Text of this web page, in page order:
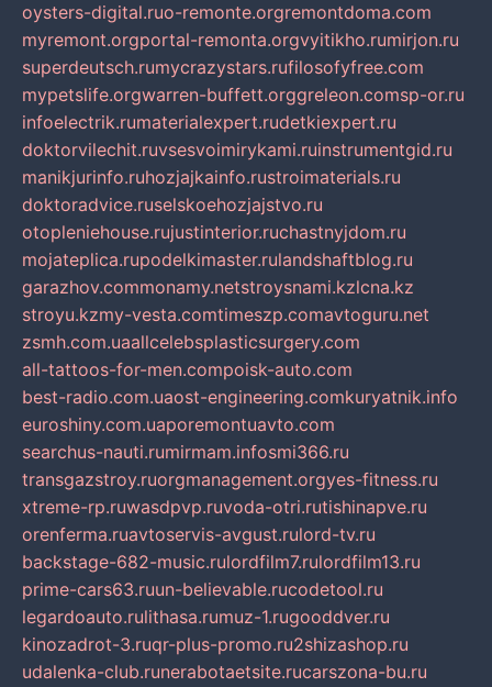
oysters-digital.ruo-remonte.orgremontdoma.com
myremont.orgportal-remonta.orgvyitikho.rumirjon.ru
superdeutsch.rumycrazystars.rufilosofyfree.com
mypetslife.orgwarren-buffett.orggreleon.comsp-or.ru
infoelectrik.rumaterialexpert.rudetkiexpert.ru
doktorvilechit.ruvsesvoimirykami.ruinstrumentgid.ru
manikjurinfo.ruhozjajkainfo.rustroimaterials.ru
doktoradvice.ruselskoehozjajstvo.ru
otopleniehouse.rujustinterior.ruchastnyjdom.ru
mojateplica.rupodelkimaster.rulandshaftblog.ru
garazhov.commonamy.netstroysnami.kzlcna.kz
stroyu.kzmy-vesta.comtimeszp.comavtoguru.net
zsmh.com.uaallcelebsplasticsurgery.com
all-tattoos-for-men.compoisk-auto.com
best-radio.com.uaost-engineering.comkuryatnik.info
euroshiny.com.uaporemontuavto.com
searchus-nauti.rumirmam.infosmi366.ru
transgazstroy.ruorgmanagement.orgyes-fitness.ru
xtreme-rp.ruwasdpvp.ruvoda-otri.rutishinapve.ru
orenferma.ruavtoservis-avgust.rulord-tv.ru
backstage-682-music.rulordfilm7.rulordfilm13.ru
prime-cars63.ruun-believable.rucodetool.ru
legardoauto.rulithasa.rumuz-1.rugooddver.ru
kinozadrot-3.ruqr-plus-promo.ru2shizashop.ru
udalenka-club.runerabotaetsite.rucarszona-bu.ru